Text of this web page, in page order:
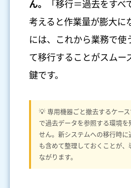
ん。
「移行＝過去をすべ
考えると作業量が膨大に
には、これから業務で使
て移行することがスムー
鍵です。
💡 専用機器ごと撤去するケー
で過去データを参照する環境を
せん。新システムへの移行時に
も含めて整理しておくことが、
ながります。